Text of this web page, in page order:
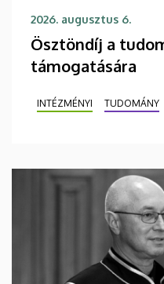
2026. augusztus 6.
Ösztöndíj a
támogatására
INTÉZMÉNYI TUDOMÁNY